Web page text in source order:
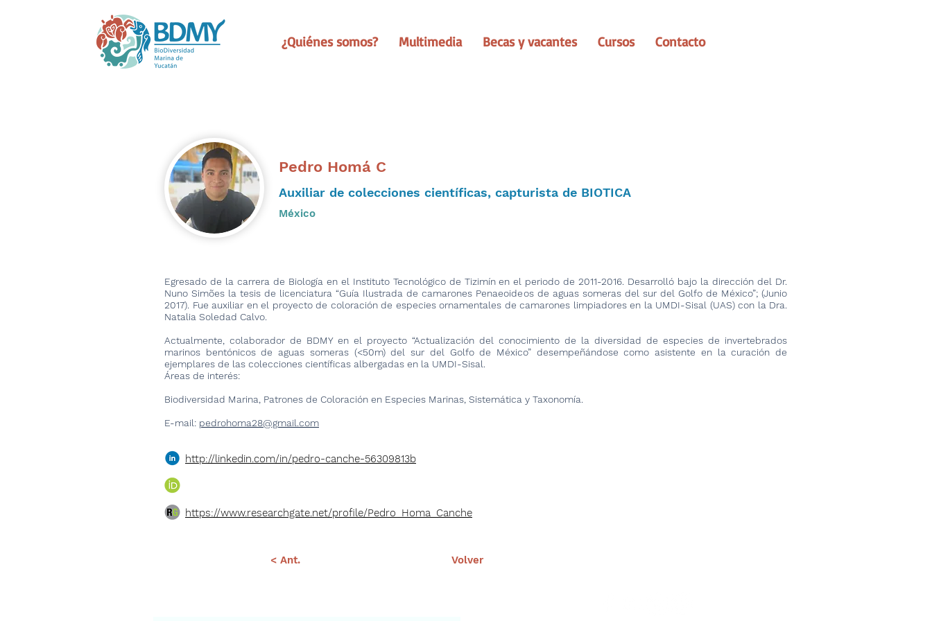
¿Quiénes somos? Multimedia Becas y vacantes Cursos Contacto
Pedro Homá C
Auxiliar de colecciones científicas, capturista de BIOTICA
México
Egresado de la carrera de Biología en el Instituto Tecnológico de Tizimín en el periodo de 2011-2016. Desarrolló bajo la dirección del Dr.
Nuno Simões la tesis de licenciatura “Guía Ilustrada de camarones Penaeoideos de aguas someras del sur del Golfo de México”; (Junio
2017). Fue auxiliar en el proyecto de coloración de especies ornamentales de camarones limpiadores en la UMDI-Sisal (UAS) con la Dra.
Natalia Soledad Calvo.
Actualmente, colaborador de BDMY en el proyecto “Actualización del conocimiento de la diversidad de especies de invertebrados
marinos bentónicos de aguas someras (<50m) del sur del Golfo de México” desempeñándose como asistente en la curación de
ejemplares de las colecciones científicas albergadas en la UMDI-Sisal.
Áreas de interés:
Biodiversidad Marina, Patrones de Coloración en Especies Marinas, Sistemática y Taxonomía.
E-mail: pedrohoma28@gmail.com
http://linkedin.com/in/pedro-canche-56309813b
https://www.researchgate.net/profile/Pedro_Homa_Canche
< Ant. Volver